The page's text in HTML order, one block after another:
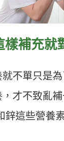
樣補充就
不單只是
才不致亂
這些營養素